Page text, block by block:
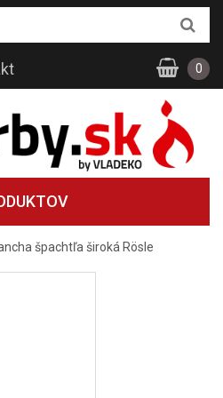
špachtľa široká Rösle
0